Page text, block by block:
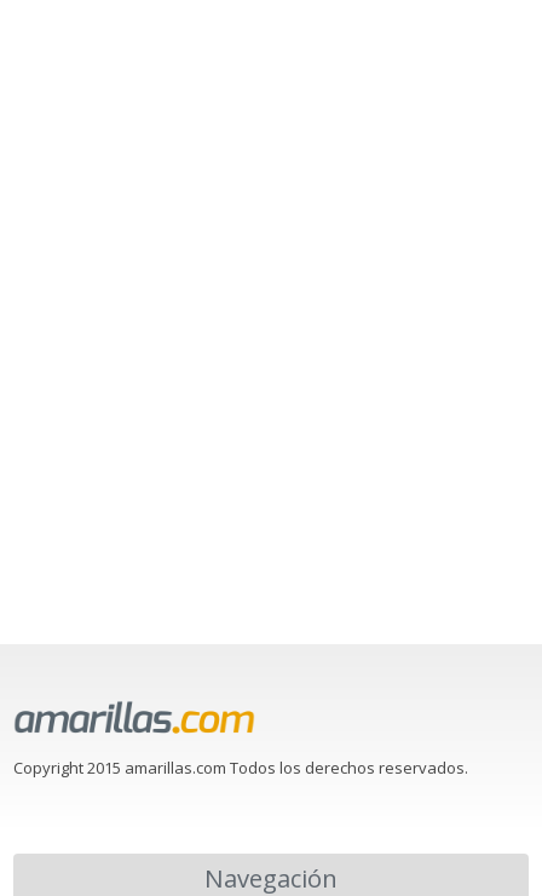
Copyright 2015 amarillas.com Todos los derechos reservados.
Navegación